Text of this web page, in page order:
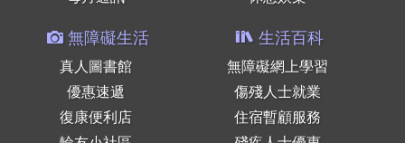
無障礙生活
真人圖書館
優惠速遞
復康便利店
生活百科
無障礙網上學習
傷殘人士就業
住宿暫顧服務